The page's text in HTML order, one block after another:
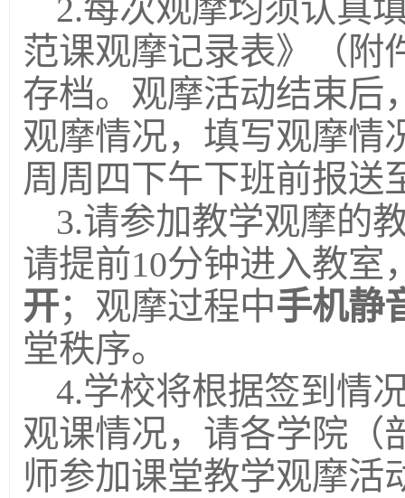
2.每次观摩均须认真
范课观摩记录表》（附
存档。观摩活动结束后
观摩情况，填写观摩情
周周四下午下班前报送
3.请参加教学观摩的
请提前10分钟进入教室
开；观摩过程中手机静
堂秩序。
4.学校将根据签到情
观课情况，请各学院（
师参加课堂教学观摩活